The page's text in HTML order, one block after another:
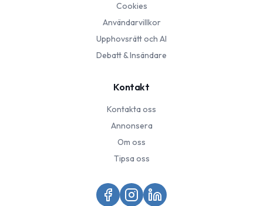
Cookies
Användarvillkor
Upphovsrätt och AI
Debatt & Insändare
Kontakt
Kontakta oss
Annonsera
Om oss
Tipsa oss